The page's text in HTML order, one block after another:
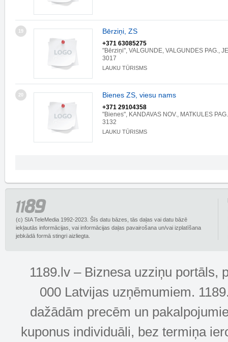
19 Bērziņi, ZS
+371 63085275
"Bērziņi", VALGUNDE, VALGUNDES PAG.,
3017
LAUKU TŪRISMS
20 Bienes ZS, viesu nams
+371 29104358
"Bienes", KANDAVAS NOV., MATKULES
3132
LAUKU TŪRISMS
(c) SIA TeleMedia 1992-2023. Šīs datu bāzes, tās daļas vai datu bāzē
iekļautās informācijas, vai informācijas daļas pavairošana un/vai izplatīšana
jebkādā formā stingri aizliegta.
1189.lv – Biznesa uzziņu portāls,
000 Latvijas uzņēmumiem.
dažādām precēm un
kuponus individuāli, bez termiņa